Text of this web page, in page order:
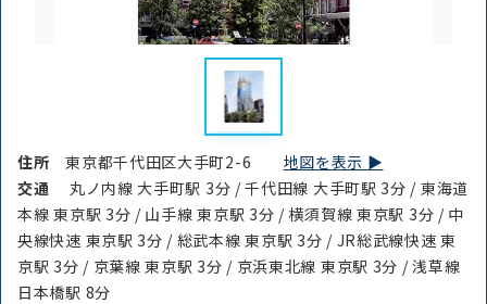
住所東京都千代田区大手町2-6 地図を表示 ▶︎
交通
丸ノ内線 大手町駅 3分 / 千代田線 大手町駅 3分 / 東海道
本線 東京駅 3分 / 山手線 東京駅 3分 / 横須賀線 東京駅 3分 / 中
央線快速 東京駅 3分 / 総武本線 東京駅 3分 / JR総武線快速 東
京駅 3分 / 京葉線 東京駅 3分 / 京浜東北線 東京駅 3分 / 浅草線
日本橋駅 8分